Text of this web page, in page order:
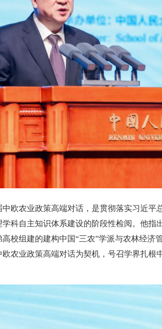
欧农业政策高端对话，是贯彻落实习近平
科自主知识体系建设的阶段性检阅。他指
校组建的建构中国“三农”学派与农林经济
农业政策高端对话为契机，号召学界扎